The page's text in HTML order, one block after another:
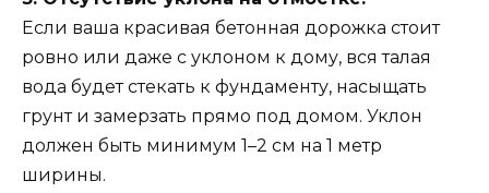
Если ваша красивая бетонная дорожка стоит
ровно или даже с уклоном к дому, вся талая
вода будет стекать к фундаменту, насыщать
грунт и замерзать прямо под домом. Уклон
должен быть минимум 1–2 см на 1 метр
ширины.